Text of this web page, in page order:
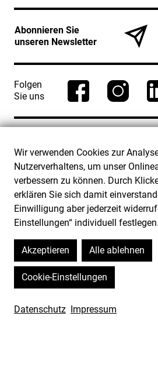
Wir verwenden Cookies zur
Nutzerverhaltens, um unser
verbessern zu können. Durch
erklären Sie sich damit
Einwilligung aber jederzeit
Einstellungen“ individuell festlegen.
Akzeptieren Alle ablehnen
Cookie-Einstellungen
Datenschutz Impressum
Abonnieren Sie
unseren Newsletter
Folgen
Sie uns
Mo–So 10–18 Uhr
24., 25. und 31.12.
geschlossen
Adresse Ruhr Museum
Gelsenkirchener Straße
181
45309 Essen
Teilnahmebedingungen
Hausordnung
Datenschutz